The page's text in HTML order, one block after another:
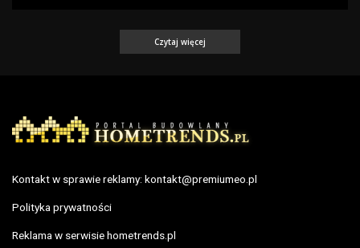
Czytaj więcej
Kontakt w sprawie reklamy: kontakt@premiumeo.pl
Polityka prywatności
Reklama w serwisie hometrends.pl